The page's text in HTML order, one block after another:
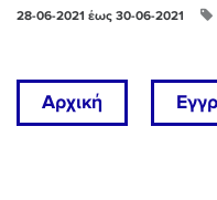
28-06-2021 έως 30-06-2021
Αρχική